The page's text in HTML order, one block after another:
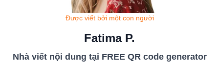
Được viết bởi một con người
Fatima P.
Nhà viết nội dung tại FREE QR code generator